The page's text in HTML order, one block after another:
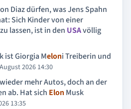
Diaz dürfen, was Jens Spahn
Sich Kinder von einer
lassen, ist in den USAvöllig
ist Giorgia Meloni Treiberin und
2026 14:30
mehr Autos, doch an der
ab. Hat sich Elon Musk
13:35